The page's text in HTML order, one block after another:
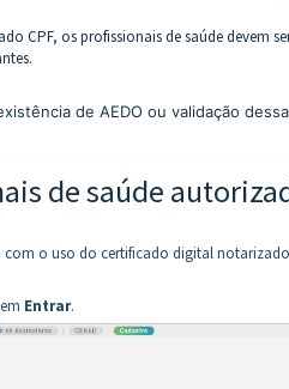
CPF, os profissionais de saúde devem
de AEDO ou validação
de saúde
o uso do certificado digital
Entrar.